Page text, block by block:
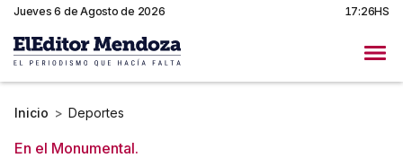
Jueves 6 de Agosto de 2026 17:26HS
Inicio > Deportes
En el Monumental.